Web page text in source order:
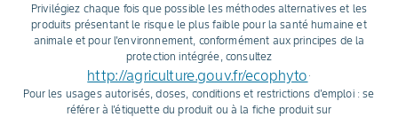
Privilégiez chaque fois que possible les méthodes alternatives et les
produits présentant le risque le plus faible pour la santé humaine et
animale et pour l'environnement, conformément aux principes de la
protection intégrée, consultez
http://agriculture.gouv.fr/ecophyto .
Pour les usages autorisés, doses, conditions et restrictions d'emploi : se
référer à l'étiquette du produit ou à la fiche produit sur